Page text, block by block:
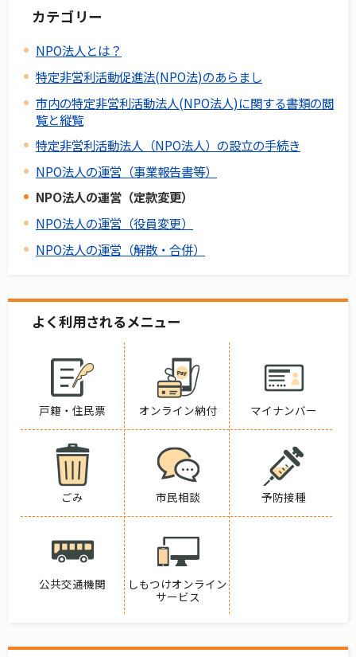
カテゴリー
NPO法人とは？
特定非営利活動促進法(NPO法)のあらまし
市内の特定非営利活動法人(NPO法人)に関する書類の閲
覧と縦覧
特定非営利活動法人（NPO法人）の設立の手続き
NPO法人の運営（事業報告書等）
NPO法人の運営（定款変更）
NPO法人の運営（役員変更）
NPO法人の運営（解散・合併）
よく利用されるメニュー
戸籍・住民票 オンライン納付 マイナンバー
ごみ 市民相談 予防接種
公共交通機関
しもつけオンライン
サービス